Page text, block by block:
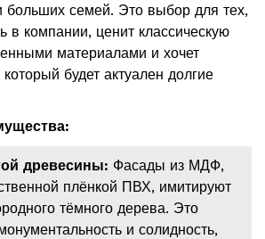
больших семей. Это выбор для тех,
в компании, ценит классическую
материалами и хочет
будет актуален долгие
древесины: Фасады из МДФ,
плёнкой ПВХ, имитируют
тёмного дерева. Это
и солидность,